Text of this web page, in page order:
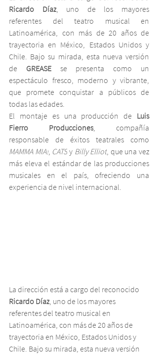
Ricardo Díaz, uno de los mayores
referentes del teatro musical en
Latinoamérica, con más de 20 años de
trayectoria en México, Estados Unidos y
Chile. Bajo su mirada, esta nueva versión
de GREASE se presenta como un
espectáculo fresco, moderno y vibrante,
que promete conquistar a públicos de
todas las edades.
El montaje es una producción de Luis
Fierro Producciones, compañía
MAMMA MIA!, CATS y Billy Elliot, que una vez
más eleva el estándar de las producciones
musicales en el país, ofreciendo una
experiencia de nivel internacional.
La dirección está a cargo del reconocido
Ricardo Díaz, uno de los mayores
referentes del teatro musical en
Latinoamérica, con más de 20 años de
trayectoria en México, Estados Unidos y
Chile. Bajo su mirada, esta nueva versión